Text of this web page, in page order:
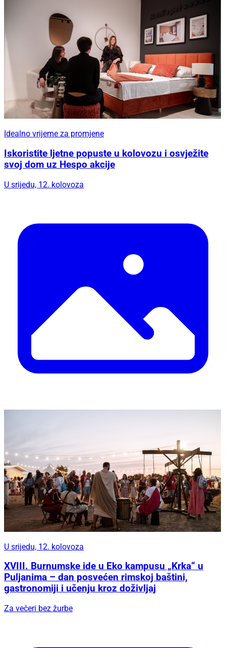
Idealno vrijeme za promjene
Iskoristite ljetne popuste u kolovozu i osvježite
svoj dom uz Hespo akcije
U srijedu, 12. kolovoza
U srijedu, 12. kolovoza
XVIII. Burnumske ide u Eko kampusu „Krka“ u
Puljanima – dan posvećen rimskoj baštini,
gastronomiji i učenju kroz doživljaj
Za večeri bez žurbe